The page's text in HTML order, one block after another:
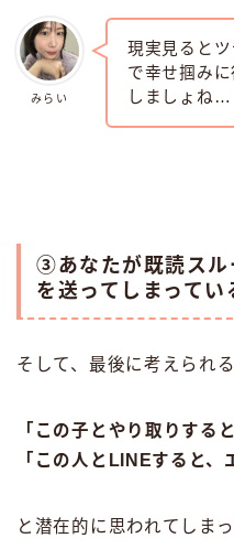
みらい
現実見ると
で幸せ掴み
しましょね…
③あなたが既読スル
を送ってしまってい
そして、最後に考えられる
「この子とやり取りする
「この人とLINEすると
と潜在的に思われてしま